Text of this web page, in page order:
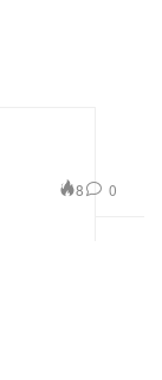
8 0